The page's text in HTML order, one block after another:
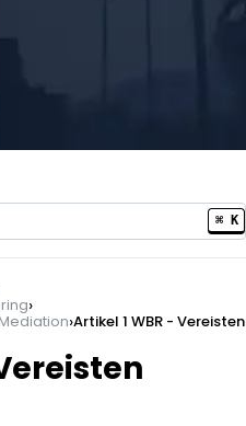
⌘ K
›
Mediation›Artikel 1 WBR - Vereisten